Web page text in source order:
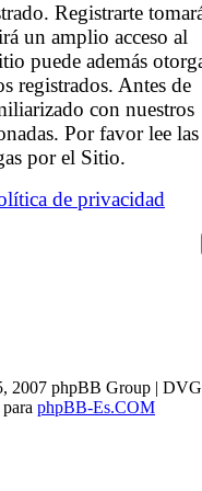
Registrarte
un amplio acceso al
puede además
registrados. Antes de
con nuestros
Por favor lee las
por el Sitio.
de privacidad
2007 phpBB Group |
para phpBB-Es.COM